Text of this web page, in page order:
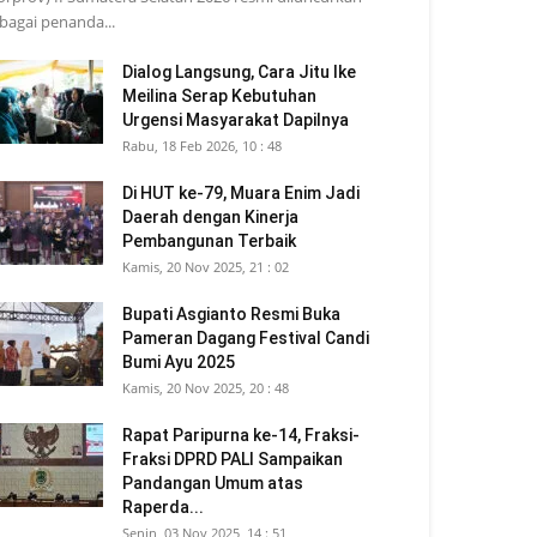
penanda...
Dialog Langsung, Cara Jitu Ike
Meilina Serap Kebutuhan
Urgensi Masyarakat Dapilnya
Rabu, 18 Feb 2026, 10 : 48
Di HUT ke-79, Muara Enim Jadi
Daerah dengan Kinerja
Pembangunan Terbaik
Kamis, 20 Nov 2025, 21 : 02
Bupati Asgianto Resmi Buka
Pameran Dagang Festival Candi
Bumi Ayu 2025
Kamis, 20 Nov 2025, 20 : 48
Rapat Paripurna ke-14, Fraksi-
Fraksi DPRD PALI Sampaikan
Pandangan Umum atas
Raperda...
Senin, 03 Nov 2025, 14 : 51